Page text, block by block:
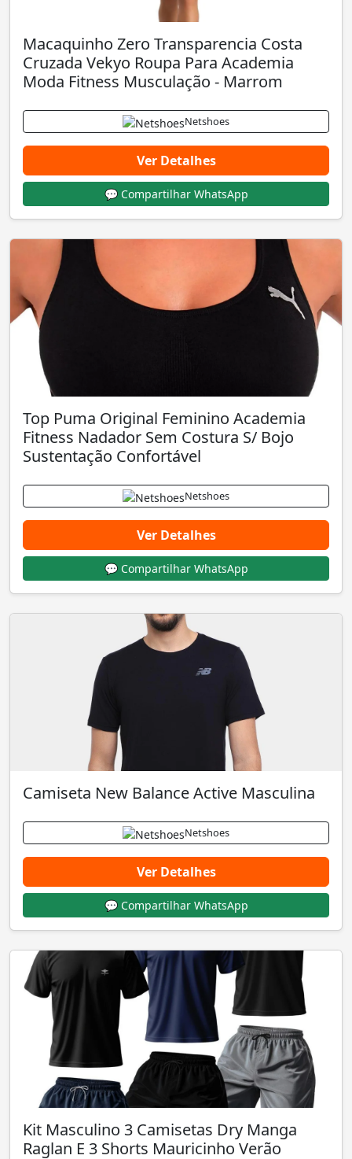
Macaquinho Zero Transparencia Costa
Cruzada Vekyo Roupa Para Academia
Moda Fitness Musculação - Marrom
Netshoes
Ver Detalhes
💬 Compartilhar WhatsApp
Top Puma Original Feminino Academia
Fitness Nadador Sem Costura S/ Bojo
Sustentação Confortável
Netshoes
Ver Detalhes
💬 Compartilhar WhatsApp
Camiseta New Balance Active Masculina
Netshoes
Ver Detalhes
💬 Compartilhar WhatsApp
Kit Masculino 3 Camisetas Dry Manga
Raglan E 3 Shorts Mauricinho Verão